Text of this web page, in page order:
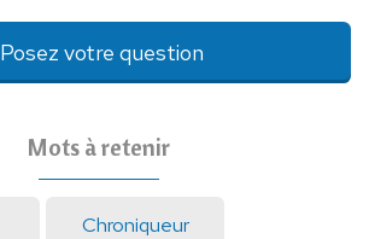
Posez votre question
Mots à retenir
Chroniqueur